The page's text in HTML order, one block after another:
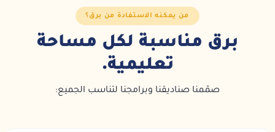
من يمكنه الاستفادة من برق؟
برق مناسبة لكل مساحة
تعليمية.
صمّمنا صناديقنا وبرامجنا لتناسب الجميع: